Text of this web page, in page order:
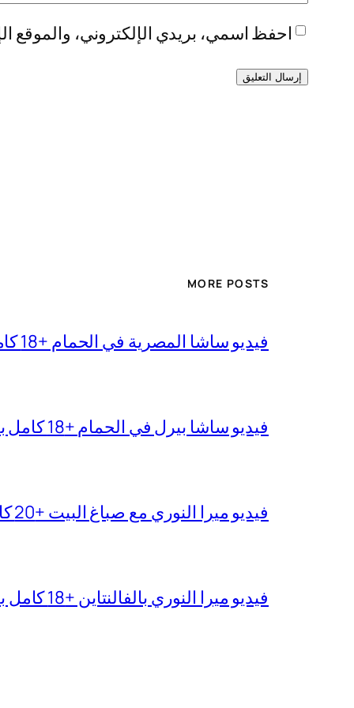
احفظ اسمي، بريدي الإلكتروني، والموقع
MORE POSTS
فيديو ساشا المصرية في الحمام +18 كامل بجودة عالية
فيديو ساشا بيرل في الحمام +18 كامل بدقة عالية
فيديو ميرا النوري مع صباغ البيت +20 كامل بجودة عالية
فيديو ميرا النوري بالفالنتاين +18 كامل بدون تغبيش